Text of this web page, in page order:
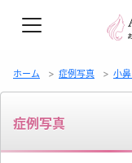
ホーム 症例写真 小
症例写真